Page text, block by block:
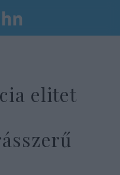
elitet